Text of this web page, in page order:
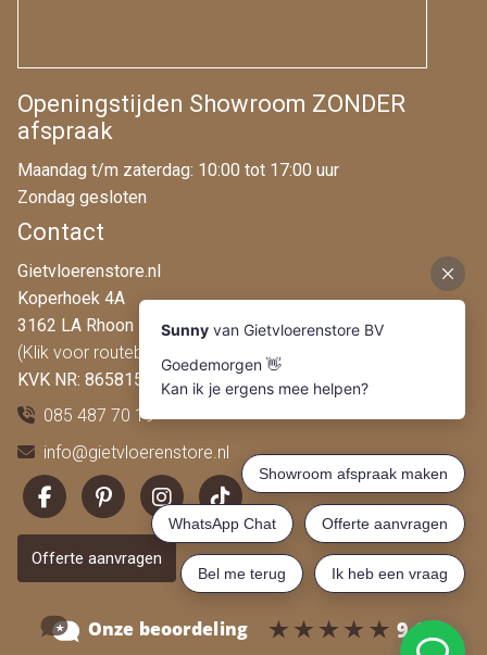
Openingstijden Showroom ZONDER
afspraak
Maandag t/m zaterdag: 10:00 tot 17:00 uur
Zondag gesloten
Contact
Gietvloerenstore.nl
Koperhoek 4A
3162 LA Rhoon
(Klik voor routebeschrijving)
KVK NR: 86581546
085 487 70 19
info@gietvloerenstore.nl
Offerte aanvragen